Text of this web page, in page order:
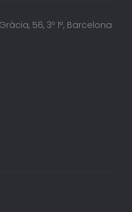
56, 3º 1ª, Barcelona